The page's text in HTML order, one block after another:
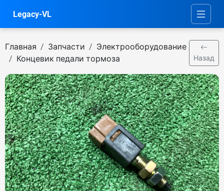
Legacy-VL
Главная Запчасти
Электрооборудование
Концевик педали тормоза
Назад